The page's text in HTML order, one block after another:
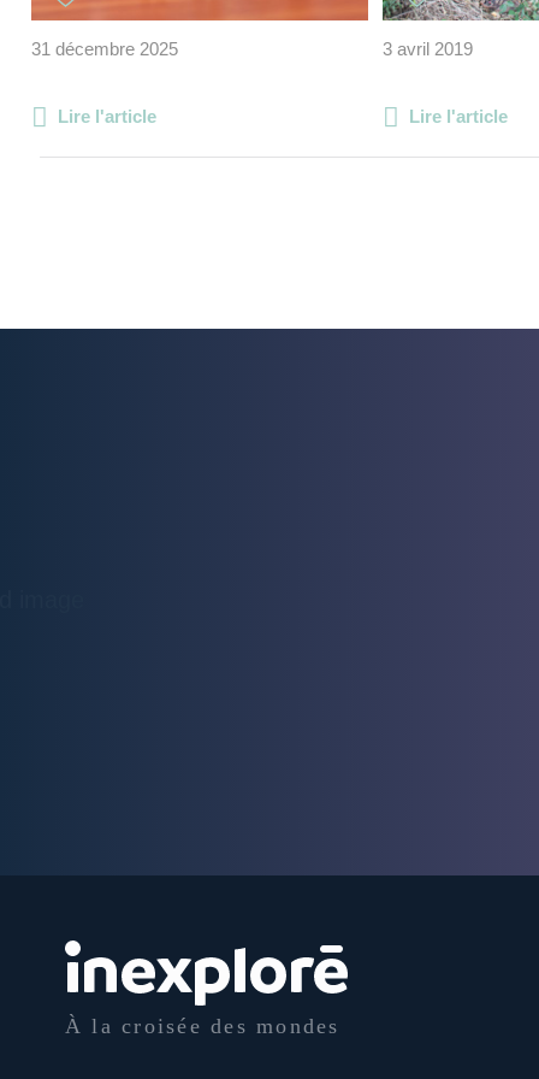
31 décembre 2025
Lire l'article
3 avril 2019
Lire l'article
À la croisée des mondes